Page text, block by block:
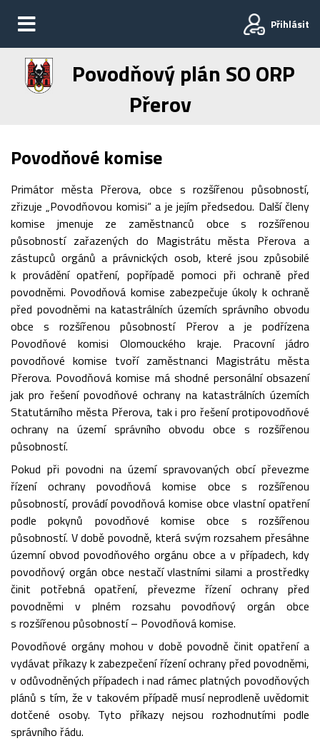
Přihlásit
Povodňový plán SO ORP
Přerov
Povodňové komise
Primátor města Přerova, obce s rozšířenou působností,
zřizuje „Povodňovou komisi“ a je jejím předsedou. Další členy
komise jmenuje ze zaměstnanců obce s rozšířenou
působností zařazených do Magistrátu města Přerova a
zástupců orgánů a právnických osob, které jsou způsobilé
k provádění opatření, popřípadě pomoci při ochraně před
povodněmi. Povodňová komise zabezpečuje úkoly k ochraně
před povodněmi na katastrálních územích správního obvodu
obce s rozšířenou působností Přerov a je podřízena
Povodňové komisi Olomouckého kraje. Pracovní jádro
povodňové komise tvoří zaměstnanci Magistrátu města
Přerova. Povodňová komise má shodné personální obsazení
jak pro řešení povodňové ochrany na katastrálních územích
Statutárního města Přerova, tak i pro řešení protipovodňové
ochrany na území správního obvodu obce s rozšířenou
působností.
Pokud při povodni na území spravovaných obcí převezme
řízení ochrany povodňová komise obce s rozšířenou
působností, provádí povodňová komise obce vlastní opatření
podle pokynů povodňové komise obce s rozšířenou
působností. V době povodně, která svým rozsahem přesáhne
územní obvod povodňového orgánu obce a v případech, kdy
povodňový orgán obce nestačí vlastními silami a prostředky
činit potřebná opatření, převezme řízení ochrany před
povodněmi v plném rozsahu povodňový orgán obce
s rozšířenou působností – Povodňová komise.
Povodňové orgány mohou v době povodně činit opatření a
vydávat příkazy k zabezpečení řízení ochrany před povodněmi,
v odůvodněných případech i nad rámec platných povodňových
plánů s tím, že v takovém případě musí neprodleně uvědomit
dotčené osoby. Tyto příkazy nejsou rozhodnutími podle
správního řádu.